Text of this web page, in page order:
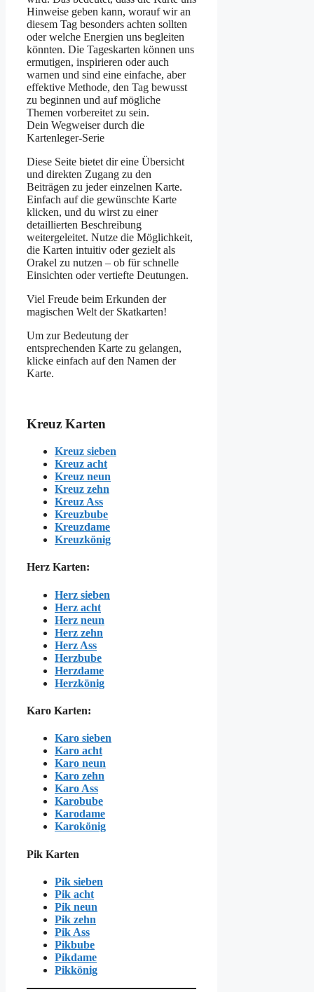
Hinweise geben kann, worauf wir an
diesem Tag besonders achten sollten
oder welche Energien uns begleiten
könnten. Die Tageskarten können uns
ermutigen, inspirieren oder auch
warnen und sind eine einfache, aber
effektive Methode, den Tag bewusst
zu beginnen und auf mögliche
Themen vorbereitet zu sein.
Dein Wegweiser durch die
Kartenleger-Serie
Diese Seite bietet dir eine Übersicht
und direkten Zugang zu den
Beiträgen zu jeder einzelnen Karte.
Einfach auf die gewünschte Karte
klicken, und du wirst zu einer
detaillierten Beschreibung
weitergeleitet. Nutze die Möglichkeit,
die Karten intuitiv oder gezielt als
Orakel zu nutzen – ob für schnelle
Einsichten oder vertiefte Deutungen.
Viel Freude beim Erkunden der
magischen Welt der Skatkarten!
Um zur Bedeutung der
entsprechenden Karte zu gelangen,
klicke einfach auf den Namen der
Karte.
Kreuz Karten
Kreuz sieben
Kreuz acht
Kreuz neun
Kreuz zehn
Kreuz Ass
Kreuzbube
Kreuzdame
Kreuzkönig
Herz Karten:
Herz sieben
Herz acht
Herz neun
Herz zehn
Herz Ass
Herzbube
Herzdame
Herzkönig
Karo Karten:
Karo sieben
Karo acht
Karo neun
Karo zehn
Karo Ass
Karobube
Karodame
Karokönig
Pik Karten
Pik sieben
Pik acht
Pik neun
Pik zehn
Pik Ass
Pikbube
Pikdame
Pikkönig